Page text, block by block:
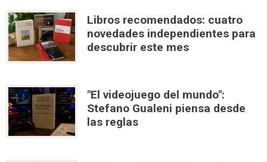
Libros recomendados: cuatro
novedades independientes para
descubrir este mes
"El videojuego del mundo":
Stefano Gualeni piensa desde
las reglas